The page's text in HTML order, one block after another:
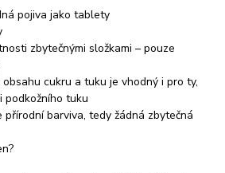
pojiva jako tablety
zbytečnými složkami – pouze
cukru a tuku je vhodný i pro ty,
podkožního tuku
barviva, tedy žádná zbytečná